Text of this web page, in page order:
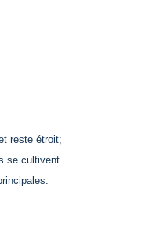
reste étroit;
se cultivent